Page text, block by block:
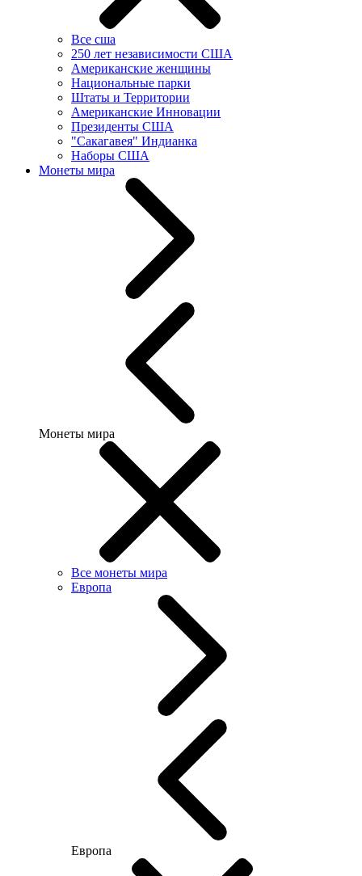
Все сша
250 лет независимости США
Американские женщины
Национальные парки
Штаты и Территории
Американские Инновации
Президенты США
"Сакагавея" Индианка
Наборы США
Монеты мира
Монеты мира
Все монеты мира
Европа
Европа